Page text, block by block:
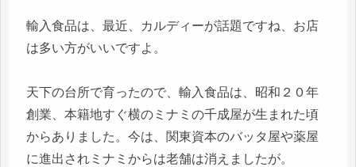
輸入食品は、最近、カルディーが話題ですね、お店
は多い方がいいですよ。
天下の台所で育ったので、輸入食品は、昭和２０年
創業、本籍地すぐ横のミナミの千成屋が生まれた頃
からありました。今は、関東資本のバッタ屋や薬屋
に進出されミナミからは老舗は消えましたが。